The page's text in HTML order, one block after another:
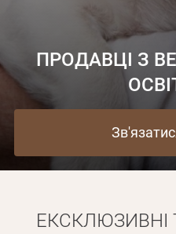
ПРОДАВЦІ З
ЕКСКЛЮЗИВНІ